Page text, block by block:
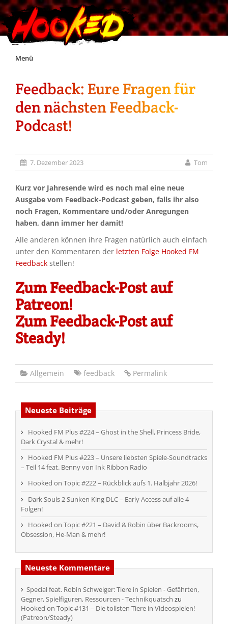
Skip
Menü
Unterstützt Hooked!
Exklusiv für Supporter*innen
Discord
Feedback: Eure Fragen für
den nächsten Feedback-
Podcast!
7. Dezember 2023 Tom
Kurz vor Jahresende wird es noch mal eine neue
Ausgabe vom Feedback-Podcast geben, falls ihr also
noch Fragen, Kommentare und/oder Anregungen
haben, dann immer her damit!
Alle anderen können ihre Fragen natürlich auch einfach
unter den Kommentaren der letzten Folge Hooked FM
Feedback stellen!
Zum Feedback-Post auf
Patreon!
Zum Feedback-Post auf
Steady!
Allgemein feedback Permalink
Neueste Beiträge
Hooked FM Plus #224 – Ghost in the Shell, Princess Bride,
Dark Crystal & mehr!
Hooked FM Plus #223 – Unsere liebsten Spiele-Soundtracks
– Teil 14 feat. Benny von Ink Ribbon Radio
Hooked on Topic #222 – Rückblick aufs 1. Halbjahr 2026!
Dark Souls 2 Sunken King DLC – Early Access auf alle 4
Folgen!
Hooked on Topic #221 – David & Robin über Backrooms,
Obsession, He-Man & mehr!
Neueste Kommentare
Special feat. Robin Schweiger: Tiere in Spielen - Gefährten,
Gegner, Spielfiguren, Ressourcen - Technikquatsch zu
Hooked on Topic #131 – Die tollsten Tiere in Videospielen!
(Patreon/Steady)